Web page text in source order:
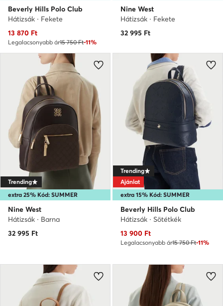
Beverly Hills Polo Club
Hátizsák · Fekete
Aktuális ár
13 870 Ft
Legalacsonyabb ár15 750 Ft-11%
Nine West
Hátizsák · Fekete
32 995 Ft
extra 25% Kód: SUMMER
Trending
Nine West
Hátizsák · Barna
32 995 Ft
extra 15% Kód: SUMMER
Trending
Ajánlat
Beverly Hills Polo Club
Hátizsák · Sötétkék
Aktuális ár
13 900 Ft
Legalacsonyabb ár15 750 Ft-11%